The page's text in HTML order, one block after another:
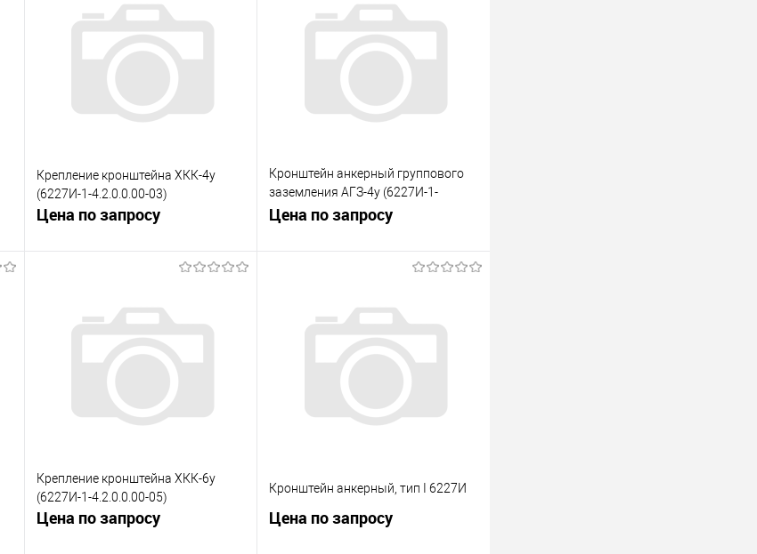
Крепление кронштейна ХКК-4у
(6227И-1-4.2.0.0.00-03)
Цена по запросу
Запросить цену
Купить в 1 клик
К сравнению
В избранное
Под заказ
Кронштейн анкерный группового
заземления АГЗ-4у (6227И-1-
4..23.0.0.00-03)
Цена по запросу
Запросить цену
Купить в 1 клик
К сравнению
В избранное
Под заказ
Крепление кронштейна ХКК-6у
(6227И-1-4.2.0.0.00-05)
Цена по запросу
Кронштейн анкерный, тип I 6227И
Цена по запросу